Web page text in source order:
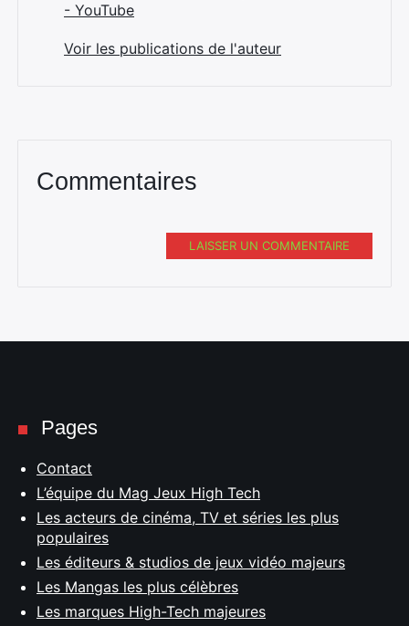
- YouTube
Voir les publications de l'auteur
Commentaires
LAISSER UN COMMENTAIRE
Pages
Contact
L’équipe du Mag Jeux High Tech
Les acteurs de cinéma, TV et séries les plus
populaires
Les éditeurs & studios de jeux vidéo majeurs
Les Mangas les plus célèbres
Les marques High-Tech majeures